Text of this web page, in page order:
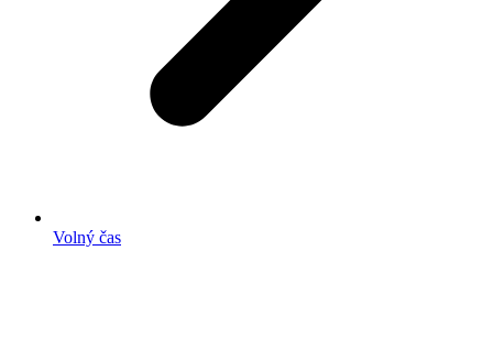
Volný čas